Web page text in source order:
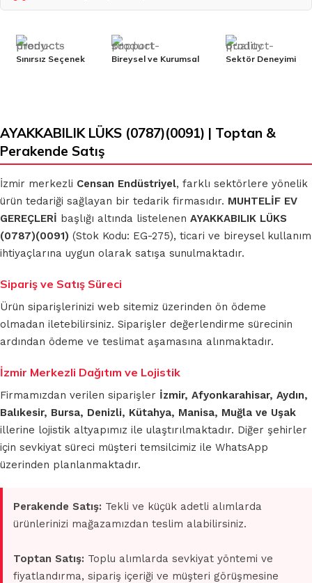
Sınırsız Seçenek Bireysel ve Kurumsal Sektör Deneyimi
AYAKKABILIK LÜKS (0787)(0091) | Toptan &
Perakende Satış
İzmir merkezli Censan Endüstriyel, farklı sektörlere yönelik
ürün tedariği sağlayan bir tedarik firmasıdır. MUHTELİF EV
GEREÇLERİ başlığı altında listelenen AYAKKABILIK LÜKS
(0787)(0091) (Stok Kodu: EG-275), ticari ve bireysel kullanım
ihtiyaçlarına uygun olarak satışa sunulmaktadır.
Sipariş ve Satış Süreci
Ürün siparişlerinizi web sitemiz üzerinden ön ödeme
olmadan iletebilirsiniz. Siparişler değerlendirme sürecinin
ardından ödeme ve teslimat aşamasına alınmaktadır.
İzmir Merkezli Dağıtım ve Lojistik
Firmamızdan verilen siparişler İzmir, Afyonkarahisar, Aydın,
Balıkesir, Bursa, Denizli, Kütahya, Manisa, Muğla ve Uşak
illerine lojistik altyapımız ile ulaştırılmaktadır. Diğer şehirler
için sevkiyat süreci müşteri temsilcimiz ile WhatsApp
üzerinden planlanmaktadır.
Perakende Satış: Tekli ve küçük adetli alımlarda
ürünlerinizi mağazamızdan teslim alabilirsiniz.
Toptan Satış: Toplu alımlarda sevkiyat yöntemi ve
fiyatlandırma, sipariş içeriği ve müşteri görüşmesine